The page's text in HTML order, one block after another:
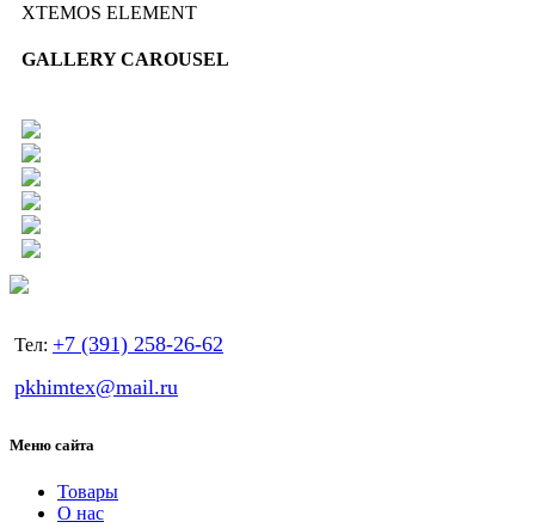
XTEMOS ELEMENT
GALLERY CAROUSEL
Тел: +7 (391) 258-26-62
pkhimtex@mail.ru
Меню сайта
Товары
О нас